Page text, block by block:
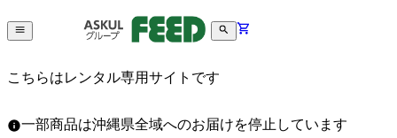
こちらはレンタル専用サイトです
一部商品は沖縄県全域へのお届けを停止しています